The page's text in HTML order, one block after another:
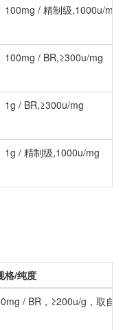
100mg / 精制级,1000u/mg
100mg / BR,≥300u/mg
1g / BR,≥300u/mg
1g / 精制级,1000u/mg
格/纯度
/ BR，≥200u/g，取自